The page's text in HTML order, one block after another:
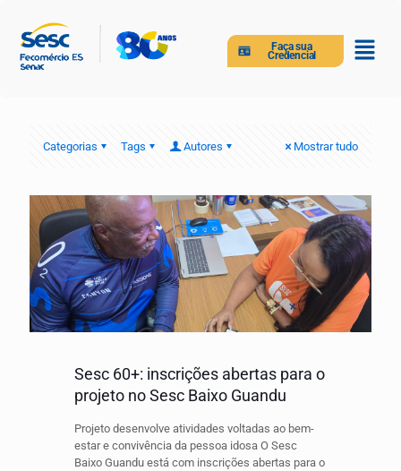
Faça sua
Credencial
Categorias Tags Autores Mostrar tudo
Sesc 60+: inscrições abertas para o
projeto no Sesc Baixo Guandu
Projeto desenvolve atividades voltadas ao bem-
estar e convivência da pessoa idosa O Sesc
Baixo Guandu está com inscrições abertas para o